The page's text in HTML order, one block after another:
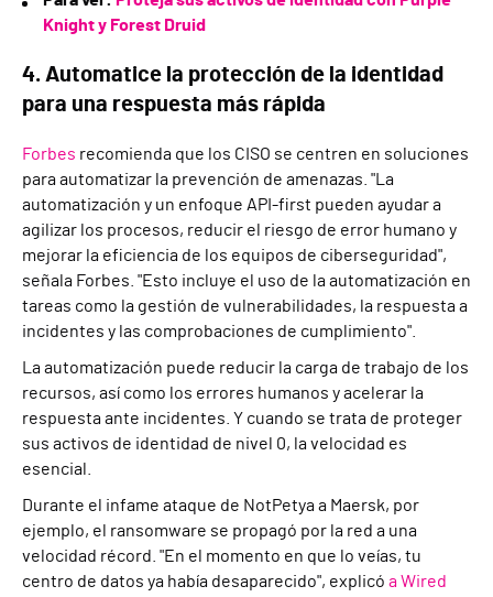
Knight y Forest Druid
4. Automatice la protección de la identidad
para una respuesta más rápida
Forbes recomienda que los CISO se centren en soluciones
para automatizar la prevención de amenazas. "La
automatización y un enfoque API-first pueden ayudar a
agilizar los procesos, reducir el riesgo de error humano y
mejorar la eficiencia de los equipos de ciberseguridad",
señala Forbes. "Esto incluye el uso de la automatización en
tareas como la gestión de vulnerabilidades, la respuesta a
incidentes y las comprobaciones de cumplimiento".
La automatización puede reducir la carga de trabajo de los
recursos, así como los errores humanos y acelerar la
respuesta ante incidentes. Y cuando se trata de proteger
sus activos de identidad de nivel 0, la velocidad es
esencial.
Durante el infame ataque de NotPetya a Maersk, por
ejemplo, el ransomware se propagó por la red a una
velocidad récord. "En el momento en que lo veías, tu
centro de datos ya había desaparecido", explicó a Wired